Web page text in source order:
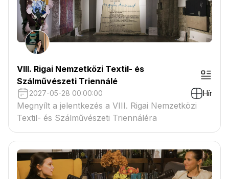
VIII. Rigai Nemzetközi Textil- és
Szálművészeti Triennálé
2027-05-28 00:00:00 Hír
Megnyílt a jelentkezés a VIII. Rigai Nemzetközi
Textil- és Szálművészeti Triennáléra